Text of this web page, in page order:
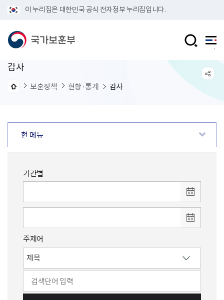
이 누리집은 대한민국 공식 전자정부 누리집입니다.
감사
보훈정책 현황·통계 감사
현 메뉴
기간별
주제어